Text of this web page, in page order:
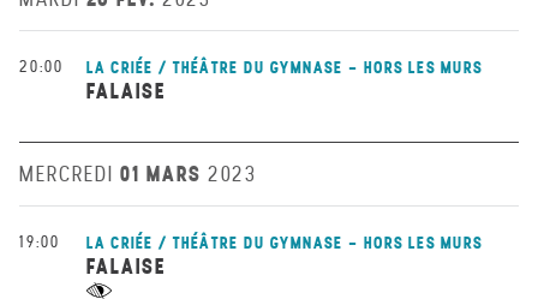
20:00 LA CRIÉE / THÉÂTRE DU GYMNASE - HORS LES MURS
FALAISE
MERCREDI 01 MARS 2023
19:00 LA CRIÉE / THÉÂTRE DU GYMNASE - HORS LES MURS
FALAISE